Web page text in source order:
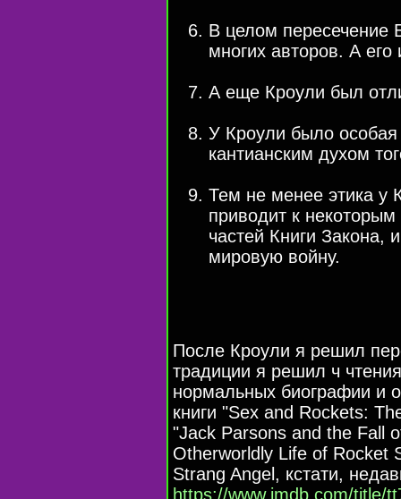
В целом пересечение
многих авторов. А его
А еще Кроули был
У Кроули было
кантианским духом
Тем не менее этика у
приводит к
частей Книги Закона,
мировую войну.
После Кроули я решил
традиции я решил ч
нормальных биографии и
книги "Sex and Rockets:
"Jack Parsons and the Fall
Otherworldly Life of Rocket
Strang Angel, кстати,
https://www.imdb.com/title/